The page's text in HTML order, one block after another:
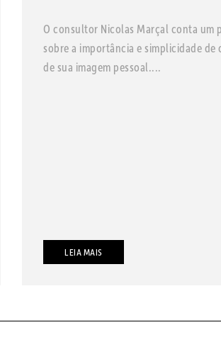
O consultor Nicolas Marçal conta um
sobre a importância e simplicidade de
de sua imagem pessoal....
LEIA MAIS